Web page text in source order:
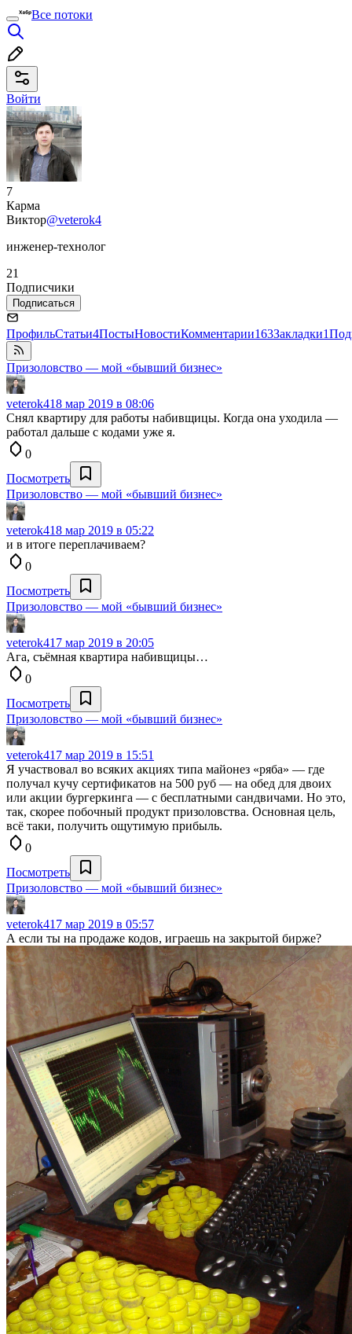
Все потоки
Войти
7
Карма
Виктор@veterok4
инженер-технолог
21
Подписчики
Подписаться
ПрофильСтатьи4ПостыНовостиКомментарии163Закладки1
Призоловство — мой «бывший бизнес»
veterok418 мар 2019 в 08:06
Снял квартиру для работы набивщицы. Когда она уходила —
работал дальше с кодами уже я.
0
Посмотреть
Призоловство — мой «бывший бизнес»
veterok418 мар 2019 в 05:22
и в итоге переплачиваем?
0
Посмотреть
Призоловство — мой «бывший бизнес»
veterok417 мар 2019 в 20:05
Ага, съёмная квартира набивщицы…
0
Посмотреть
Призоловство — мой «бывший бизнес»
veterok417 мар 2019 в 15:51
Я участвовал во всяких акциях типа майонез «ряба» — где
получал кучу сертификатов на 500 руб — на обед для двоих
или акции бургеркинга — с бесплатными сандвичами. Но это,
так, скорее побочный продукт призоловства. Основная цель,
всё таки, получить ощутимую прибыль.
0
Посмотреть
Призоловство — мой «бывший бизнес»
veterok417 мар 2019 в 05:57
А если ты на продаже кодов, играешь на закрытой бирже?